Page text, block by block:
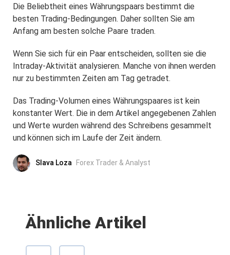
Die Beliebtheit eines Währungspaars bestimmt die
besten Trading-Bedingungen. Daher sollten Sie am
Anfang am besten solche Paare traden.
Wenn Sie sich für ein Paar entscheiden, sollten sie die
Intraday-Aktivität analysieren. Manche von ihnen werden
nur zu bestimmten Zeiten am Tag getradet.
Das Trading-Volumen eines Währungspaares ist kein
konstanter Wert. Die in dem Artikel angegebenen Zahlen
und Werte wurden während des Schreibens gesammelt
und können sich im Laufe der Zeit ändern.
Slava Loza Forex Trader & Analyst
Ähnliche Artikel